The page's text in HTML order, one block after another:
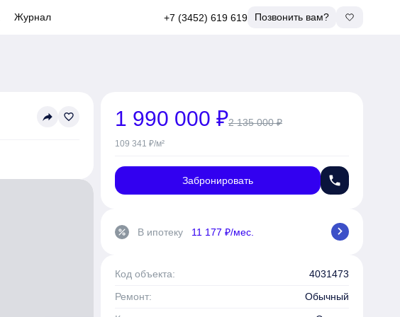
Журнал +7 (3452) 619 619 Позвонить вам?
reply favorite_border 1 990 000 ₽2 135 000 ₽
109 341 ₽/м²
Забронировать phone
percent В ипотеку 11 177 ₽/мес. chevron_right
Код объекта:
4031473
Ремонт:
Обычный